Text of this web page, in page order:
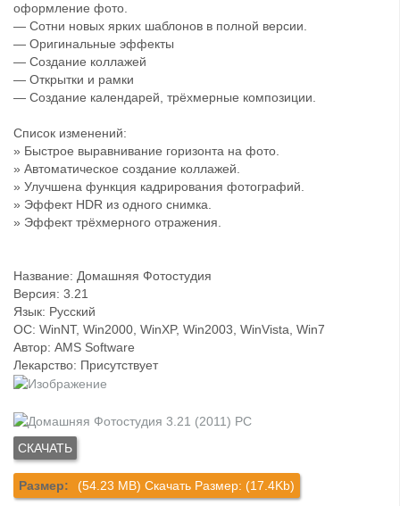
оформление фото.
— Сотни новых ярких шаблонов в полной версии.
— Оригинальные эффекты
— Создание коллажей
— Открытки и рамки
— Создание календарей, трёхмерные композиции.
Список изменений:
» Быстрое выравнивание горизонта на фото.
» Автоматическое создание коллажей.
» Улучшена функция кадрирования фотографий.
» Эффект HDR из одного снимка.
» Эффект трёхмерного отражения.
Название: Домашняя Фотостудия
Версия: 3.21
Язык: Русский
ОС: WinNT, Win2000, WinXP, Win2003, WinVista, Win7
Автор: AMS Software
Лекарство: Присутствует
Размер: (54.23 MB) Скачать Размер: (17.4Kb)